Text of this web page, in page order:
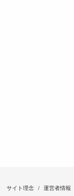
サイト理念 運営者情報